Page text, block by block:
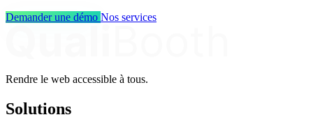
Demander une démo Nos services
Rendre le web accessible à tous.
Solutions